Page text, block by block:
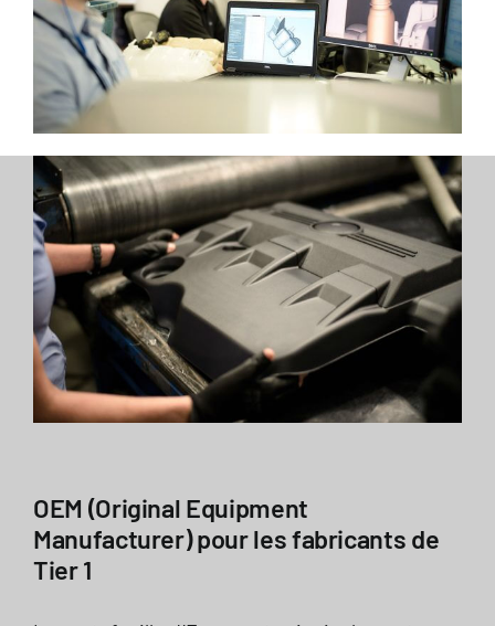
OEM (Original Equipment
Manufacturer) pour les fabricants de
Tier 1